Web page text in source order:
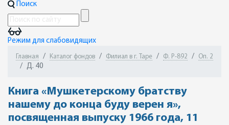
Поиск
Режим для слабовидящих
Главная Каталог фондов Филиал в г. Таре Ф. Р-892 Оп. 2
Д. 40
Книга «Мушкетерскому братству
нашему до конца буду верен я»,
посвященная выпуску 1966 года, 11